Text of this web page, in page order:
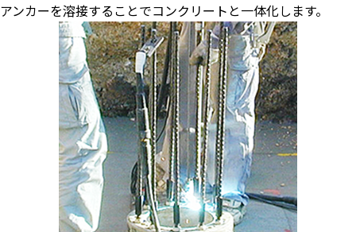
アンカーを溶接することでコンクリートと一体化します。